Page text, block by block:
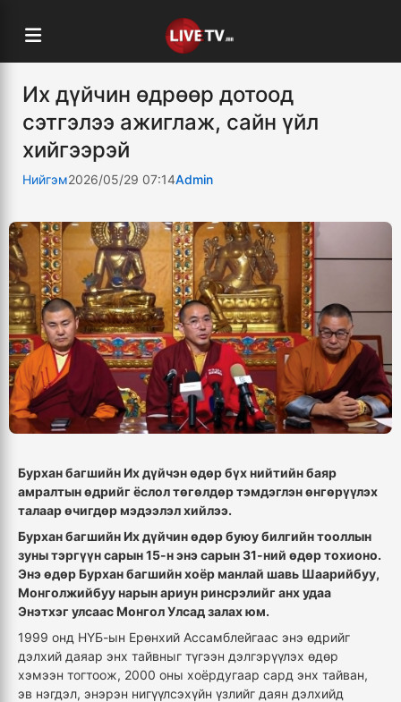
Их дүйчин өдрөөр дотоод
сэтгэлээ ажиглаж, сайн үйл
хийгээрэй
Нийгэм2026/05/29 07:14Admin
Бурхан багшийн Их дүйчэн өдөр бүх нийтийн баяр
амралтын өдрийг ёслол төгөлдөр тэмдэглэн өнгөрүүлэх
талаар өчигдөр мэдээлэл хийлээ.
Бурхан багшийн Их дүйчин өдөр буюу билгийн тооллын
зуны тэргүүн сарын 15-н энэ сарын 31-ний өдөр тохионо.
Энэ өдөр Бурхан багшийн хоёр манлай шавь Шаарийбуу,
Монголжийбуу нарын ариун ринсрэлийг анх удаа
Энэтхэг улсаас Монгол Улсад залах юм.
1999 онд НҮБ-ын Ерөнхий Ассамблейгаас энэ өдрийг
дэлхий даяар энх тайвныг түгээн дэлгэрүүлэх өдөр
хэмээн тогтоож, 2000 оны хоёрдугаар сард энх тайван,
эв нэгдэл, энэрэн нигүүлсэхүйн үзлийг даян дэлхийд